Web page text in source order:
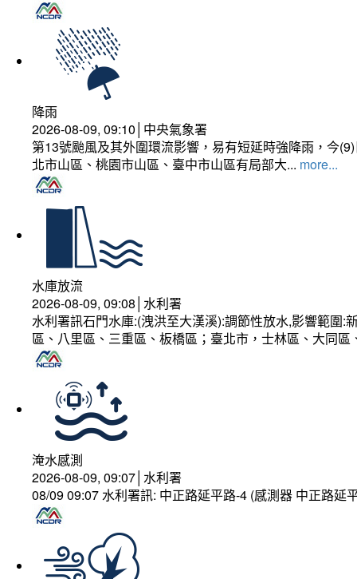
降雨
2026-08-09, 09:10│中央氣象署
第13號颱風及其外圍環流影響，易有短延時強降雨，今
北市山區、桃園市山區、臺中市山區有局部大... more...
水庫放流
2026-08-09, 09:08│水利署
水利署訊石門水庫:(洩洪至大漢溪):調節性放水,影響範圍
區、八里區、三重區、板橋區；臺北市，士林區、大同
淹水感測
2026-08-09, 09:07│水利署
08/09 09:07 水利署訊: 中正路延平路-4 (感測器 中正路